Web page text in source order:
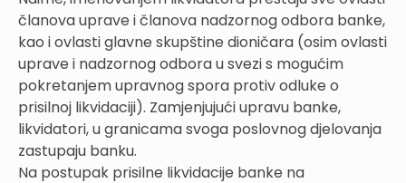
članova uprave i članova nadzornog odbora banke,
kao i ovlasti glavne skupštine dioničara (osim ovlasti
uprave i nadzornog odbora u svezi s mogućim
pokretanjem upravnog spora protiv odluke o
prisilnoj likvidaciji). Zamjenjujući upravu banke,
likvidatori, u granicama svoga poslovnog djelovanja
zastupaju banku.
Na postupak prisilne likvidacije banke na